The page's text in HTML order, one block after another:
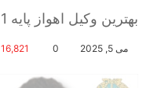
بهترین وکیل اهواز پایه 1 دادگستری
می 5, 2025 0
16,821